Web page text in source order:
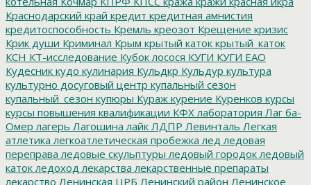
Краснодарский край кредит кредитная амнистия
кредитоспособность Кремль креозот Крещение кризис
Крик души Криминал Крым крытый каток крытый_каток
КСН КТ-исследование Кубок лосося КУГИ КУГИ ЕАО
Кудесник кудо кулинария Кульдкр Кульдур культура
культурно досуговый центр купальный сезон
купальный_сезон купюры Кураж курение Куренков курсы
курсы повышения квалификации КФХ лаборатория Лаг ба-
Омер лагерь Лагошина лайк ЛДПР Левинталь Легкая
атлетика легкоатлетическая пробежка лед ледовая
переправа ледовые скульптуры ледовый городок ледовый
каток ледоход лекарства лекарственные препараты
лекарство Ленинская ЦРБ Ленинский район Ленинское